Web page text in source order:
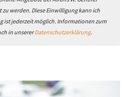
zu werden. Diese Einwilligung kann ich
ist jederzeit möglich. Informationen zum
in unsererDatenschutzerklärung.